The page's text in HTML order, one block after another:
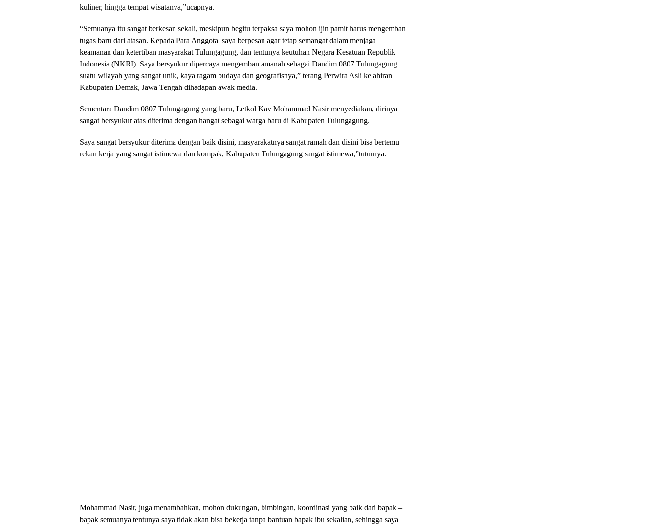
kuliner, hingga tempat wisatanya,”ucapnya.
“Semuanya itu sangat berkesan sekali, meskipun begitu terpaksa saya mohon ijin pamit harus mengemban
tugas baru dari atasan. Kepada Para Anggota, saya berpesan agar tetap semangat dalam menjaga
keamanan dan ketertiban masyarakat Tulungagung, dan tentunya keutuhan Negara Kesatuan Republik
Indonesia (NKRI). Saya bersyukur dipercaya mengemban amanah sebagai Dandim 0807 Tulungagung
suatu wilayah yang sangat unik, kaya ragam budaya dan geografisnya,” terang Perwira Asli kelahiran
Kabupaten Demak, Jawa Tengah dihadapan awak media.
Sementara Dandim 0807 Tulungagung yang baru, Letkol Kav Mohammad Nasir menyediakan, dirinya
sangat bersyukur atas diterima dengan hangat sebagai warga baru di Kabupaten Tulungagung.
Saya sangat bersyukur diterima dengan baik disini, masyarakatnya sangat ramah dan disini bisa bertemu
rekan kerja yang sangat istimewa dan kompak, Kabupaten Tulungagung sangat istimewa,”tuturnya.
Mohammad Nasir, juga menambahkan, mohon dukungan, bimbingan, koordinasi yang baik dari bapak –
bapak semuanya tentunya saya tidak akan bisa bekerja tanpa bantuan bapak ibu sekalian, sehingga saya